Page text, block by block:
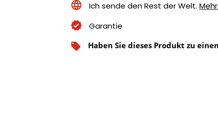
Ich sende den Rest der Welt.
Garantie
local_offer Haben Sie dieses Produkt zu